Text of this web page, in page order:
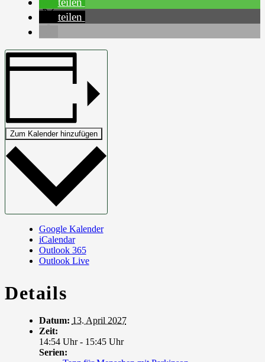
teilen
Zum Kalender hinzufügen
Google Kalender
iCalendar
Outlook 365
Outlook Live
Details
Datum: 13. April 2027
Zeit:
14:54 Uhr - 15:45 Uhr
Serien: